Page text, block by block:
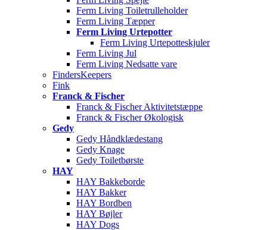
Ferm Living Toiletrulleholder
Ferm Living Tæpper
Ferm Living Urtepotter
Ferm Living Urtepotteskjuler
Ferm Living Jul
Ferm Living Nedsatte vare
FindersKeepers
Fink
Franck & Fischer
Franck & Fischer Aktivitetstæppe
Franck & Fischer Økologisk
Gedy
Gedy Håndklædestang
Gedy Knage
Gedy Toiletbørste
HAY
HAY Bakkeborde
HAY Bakker
HAY Bordben
HAY Bøjler
HAY Dogs